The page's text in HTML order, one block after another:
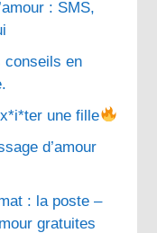
: SMS,
conseils en
une fille
d’amour
: la poste –
gratuites